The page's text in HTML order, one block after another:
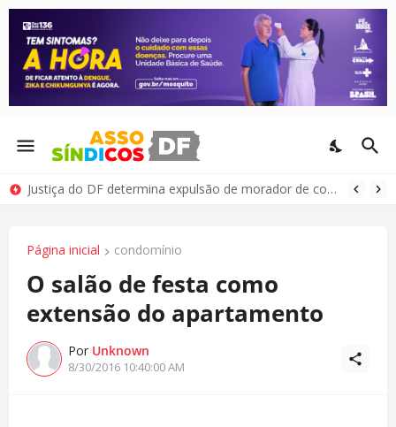
Justiça do DF determina expulsão de morador de condomínio por comportamento antissocial
Página inicial condomínio
O salão de festa como
extensão do apartamento
Por Unknown
8/30/2016 10:40:00 AM